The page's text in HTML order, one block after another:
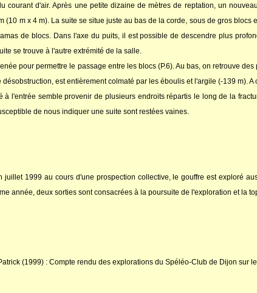
courant d'air. Après une petite dizaine de mètres de reptation, un
(10 m x 4 m). La suite se situe juste au bas de la corde, sous de gros
de blocs. Dans l'axe du puits, il est possible de descendre plus
se trouve à l'autre extrémité de la salle.
pour permettre le passage entre les blocs (P.6). Au bas, on retrouve
est entièrement colmaté par les éboulis et l'argile (-139 m).
à l'entrée semble provenir de plusieurs endroits répartis le long de la
de nous indiquer une suite sont restées vaines.
juillet 1999 au cours d'une prospection collective, le gouffre est exploré
année, deux sorties sont consacrées à la poursuite de l'exploration et la
(1999) : Compte rendu des explorations du Spéléo-Club de Dijon sur